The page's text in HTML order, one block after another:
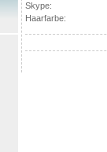
Skype:
Haarfarbe: